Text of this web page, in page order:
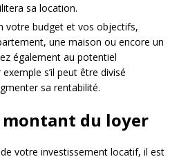
sa location.
votre budget et vos objectifs,
une maison ou encore un
également au potentiel
s’il peut être divisé
sa rentabilité.
du loyer
votre investissement locatif, il est